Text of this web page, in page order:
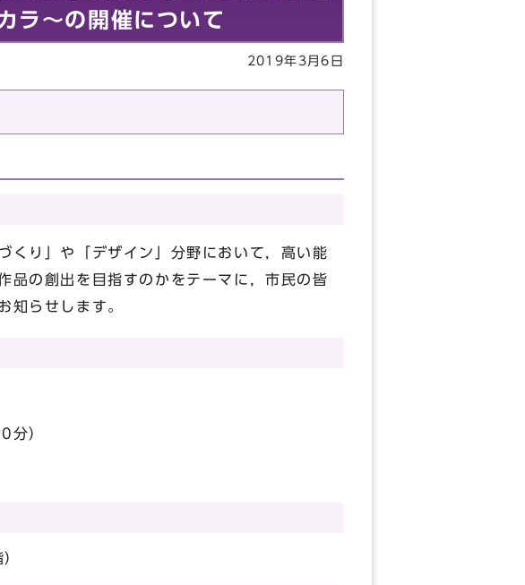
ラ～の開催について
2019年3月6日
り」や「デザイン」分野において，高い能
品の創出を目指すのかをテーマに，市民の皆
知らせします。
）